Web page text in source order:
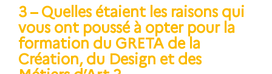
3 – Quelles étaient les raisons qui
vous ont poussé à opter pour la
formation du GRETA de la
Création, du Design et des